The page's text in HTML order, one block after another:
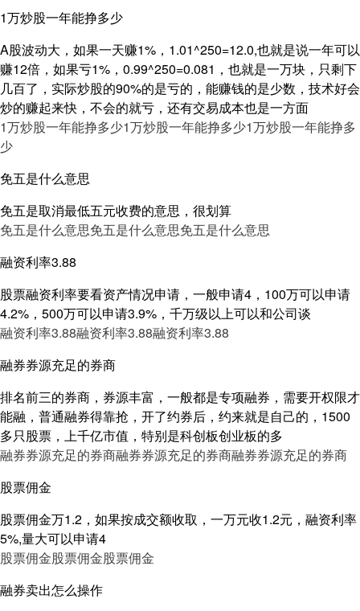
1万炒股一年能挣多少
A股波动大，如果一天赚1%，1.01^250=12.0,也就是说一年可以
赚12倍，如果亏1%，0.99^250=0.081，也就是一万块，只剩下
几百了，实际炒股的90%的是亏的，能赚钱的是少数，技术好会
炒的赚起来快，不会的就亏，还有交易成本也是一方面
1万炒股一年能挣多少1万炒股一年能挣多少1万炒股一年能挣多
少
免五是什么意思
免五是取消最低五元收费的意思，很划算
免五是什么意思免五是什么意思免五是什么意思
融资利率3.88
股票融资利率要看资产情况申请，一般申请4，100万可以申请
4.2%，500万可以申请3.9%，千万级以上可以和公司谈
融资利率3.88融资利率3.88融资利率3.88
融券券源充足的券商
排名前三的券商，券源丰富，一般都是专项融券，需要开权限才
能融，普通融券得靠抢，开了约券后，约来就是自己的，1500
多只股票，上千亿市值，特别是科创板创业板的多
融券券源充足的券商融券券源充足的券商融券券源充足的券商
股票佣金
股票佣金万1.2，如果按成交额收取，一万元收1.2元，融资利率
5%,量大可以申请4
股票佣金股票佣金股票佣金
融券卖出怎么操作